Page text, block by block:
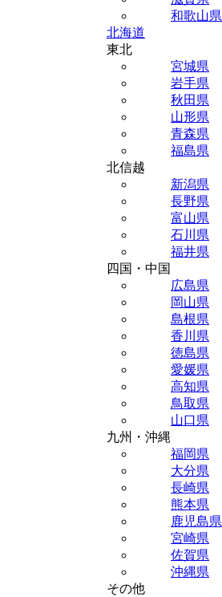
和歌山県
北海道
東北
宮城県
岩手県
秋田県
山形県
青森県
福島県
北信越
新潟県
長野県
富山県
石川県
福井県
四国・中国
広島県
岡山県
島根県
香川県
徳島県
愛媛県
高知県
鳥取県
山口県
九州・沖縄
福岡県
大分県
長崎県
熊本県
鹿児島県
宮崎県
佐賀県
沖縄県
その他